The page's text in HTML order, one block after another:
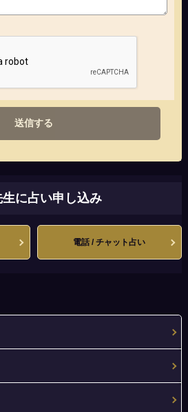
送信する
に占い申し込み
電話 / チャット占い